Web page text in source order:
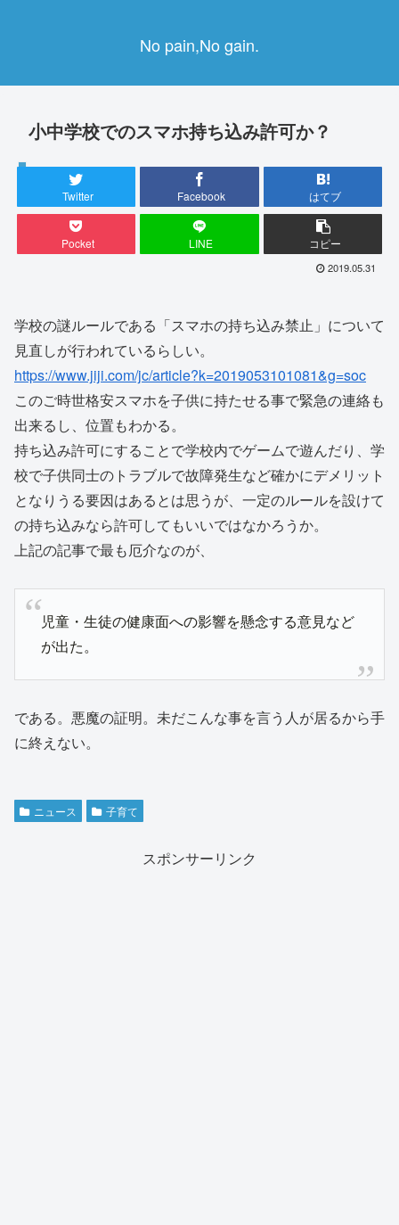
No pain,No gain.
小中学校でのスマホ持ち込み許可か？
Twitter Facebook はてブ
Pocket LINE コピー
2019.05.31
学校の謎ルールである「スマホの持ち込み禁止」について
見直しが行われているらしい。
https://www.jiji.com/jc/article?k=2019053101081&g=soc
このご時世格安スマホを子供に持たせる事で緊急の連絡も
出来るし、位置もわかる。
持ち込み許可にすることで学校内でゲームで遊んだり、学
校で子供同士のトラブルで故障発生など確かにデメリット
となりうる要因はあるとは思うが、一定のルールを設けて
の持ち込みなら許可してもいいではなかろうか。
上記の記事で最も厄介なのが、
児童・生徒の健康面への影響を懸念する意見など
が出た。
である。悪魔の証明。未だこんな事を言う人が居るから手
に終えない。
ニュース 子育て
スポンサーリンク